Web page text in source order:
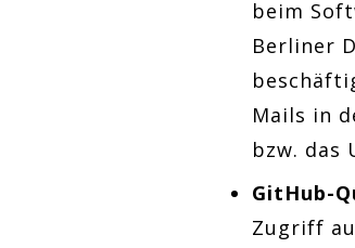
beim
Berliner
Mails in
bzw. das
GitHub-
Zugriff